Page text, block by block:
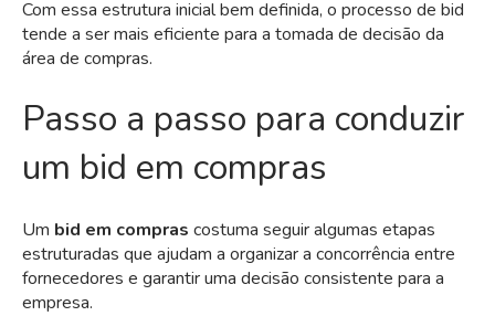
Com essa estrutura inicial bem definida, o processo de bid
tende a ser mais eficiente para a tomada de decisão da
área de compras.
Passo a passo para conduzir
um bid em compras
Um bid em compras costuma seguir algumas etapas
estruturadas que ajudam a organizar a concorrência entre
fornecedores e garantir uma decisão consistente para a
empresa.